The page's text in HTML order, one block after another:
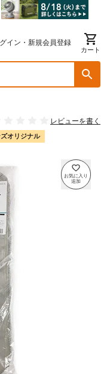
イン・新規会員登録
カート
レビューを書く
オリジナル